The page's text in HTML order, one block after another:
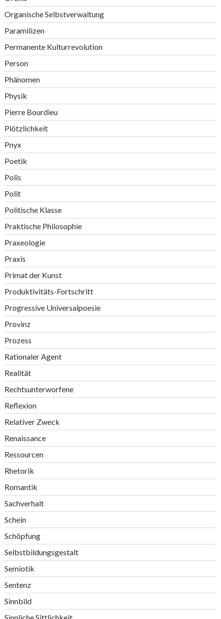
Organische Selbstverwaltung
Paramilizen
Permanente Kulturrevolution
Person
Phänomen
Physik
Pierre Bourdieu
Plötzlichkeit
Pnyx
Poetik
Polis
Polit
Politische Klasse
Praktische Philosophie
Praxeologie
Praxis
Primat der Kunst
Produktivitäts-Fortschritt
Progressive Universalpoesie
Provinz
Prozess
Rationaler Agent
Realität
Rechtsunterworfene
Reflexion
Relativer Zweck
Renaissance
Ressourcen
Rhetorik
Romantik
Sachverhalt
Schein
Schöpfung
Selbstbildungsgestalt
Semiotik
Sentenz
Sinnbild